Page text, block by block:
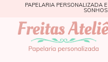
PAPELARIA PERSONALIZADA